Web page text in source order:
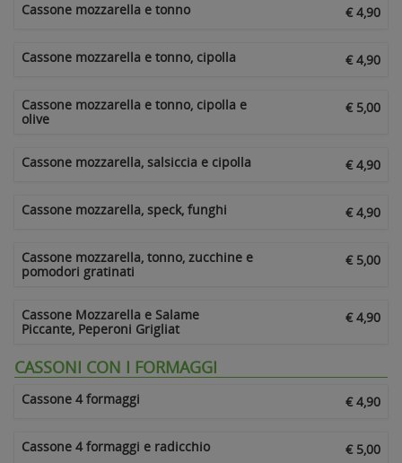
Cassone mozzarella e tonno € 4,90
Cassone mozzarella e tonno, cipolla € 4,90
Cassone mozzarella e tonno, cipolla e
olive
€ 5,00
Cassone mozzarella, salsiccia e cipolla € 4,90
Cassone mozzarella, speck, funghi € 4,90
Cassone mozzarella, tonno, zucchine e
pomodori gratinati
€ 5,00
Cassone Mozzarella e Salame
Piccante, Peperoni Grigliat
€ 4,90
CASSONI CON I FORMAGGI
Cassone 4 formaggi € 4,90
Cassone 4 formaggi e radicchio € 5,00